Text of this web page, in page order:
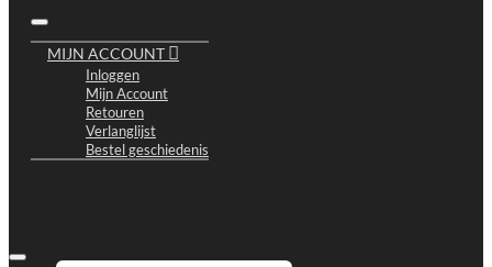
MIJN ACCOUNT
Inloggen
Mijn Account
Retouren
Verlanglijst
Bestel geschiedenis